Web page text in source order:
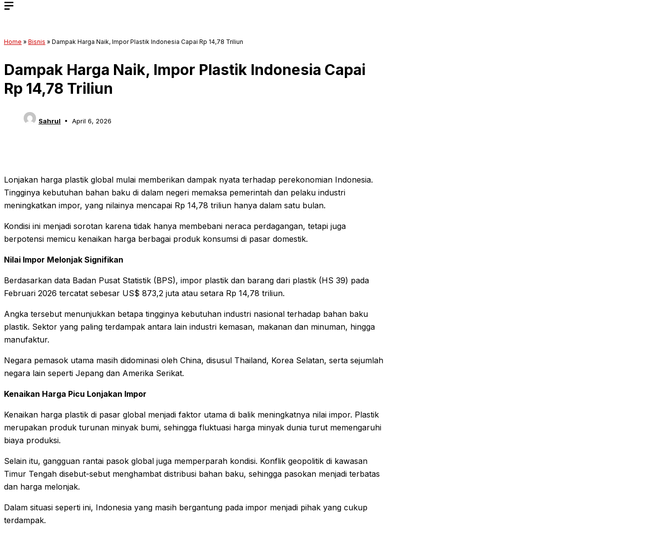
Home » Bisnis » Dampak Harga Naik, Impor Plastik Indonesia Capai Rp 14,78 Triliun
Dampak Harga Naik, Impor Plastik Indonesia Capai
Rp 14,78 Triliun
Sahrul April 6, 2026
Lonjakan harga plastik global mulai memberikan dampak nyata terhadap perekonomian Indonesia.
Tingginya kebutuhan bahan baku di dalam negeri memaksa pemerintah dan pelaku industri
meningkatkan impor, yang nilainya mencapai Rp 14,78 triliun hanya dalam satu bulan.
Kondisi ini menjadi sorotan karena tidak hanya membebani neraca perdagangan, tetapi juga
berpotensi memicu kenaikan harga berbagai produk konsumsi di pasar domestik.
Nilai Impor Melonjak Signifikan
Berdasarkan data Badan Pusat Statistik (BPS), impor plastik dan barang dari plastik (HS 39) pada
Februari 2026 tercatat sebesar US$ 873,2 juta atau setara Rp 14,78 triliun.
Angka tersebut menunjukkan betapa tingginya kebutuhan industri nasional terhadap bahan baku
plastik. Sektor yang paling terdampak antara lain industri kemasan, makanan dan minuman, hingga
manufaktur.
Negara pemasok utama masih didominasi oleh China, disusul Thailand, Korea Selatan, serta sejumlah
negara lain seperti Jepang dan Amerika Serikat.
Kenaikan Harga Picu Lonjakan Impor
Kenaikan harga plastik di pasar global menjadi faktor utama di balik meningkatnya nilai impor. Plastik
merupakan produk turunan minyak bumi, sehingga fluktuasi harga minyak dunia turut memengaruhi
biaya produksi.
Selain itu, gangguan rantai pasok global juga memperparah kondisi. Konflik geopolitik di kawasan
Timur Tengah disebut-sebut menghambat distribusi bahan baku, sehingga pasokan menjadi terbatas
dan harga melonjak.
Dalam situasi seperti ini, Indonesia yang masih bergantung pada impor menjadi pihak yang cukup
terdampak.